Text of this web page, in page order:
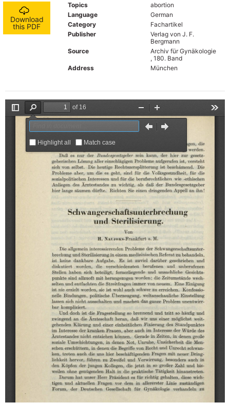
Download
this PDF
Topics
abortion
Language
German
Category
Fachartikel
Publisher
Verlag von J. F.
Bergmann
Source
Archiv für Gynäkologie
, 180. Band
Address
München